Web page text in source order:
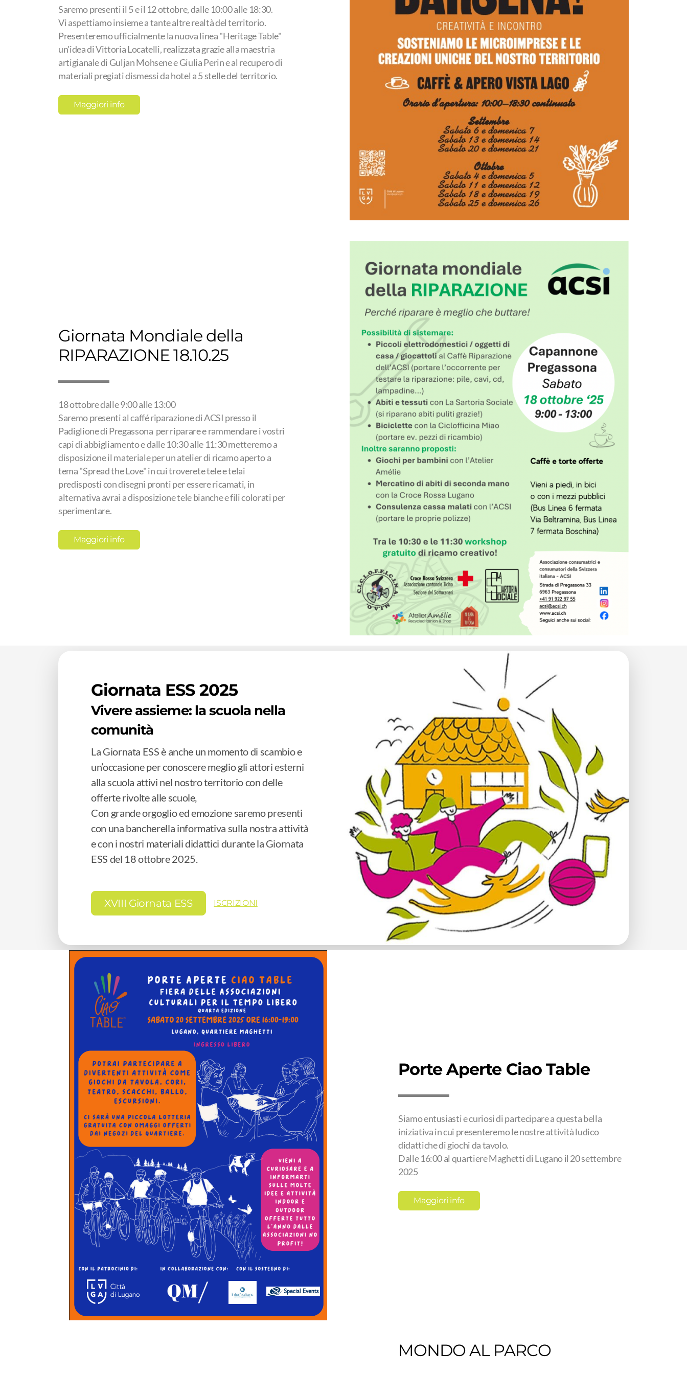
Saremo presenti il 5 e il 12 ottobre, dalle 10:00 alle 18:30.
Vi aspettiamoinsieme a tante altre realtà del territorio.
Presenteremo ufficialmentela nuova linea "Heritage Table"
un'idea di Vittoria Locatelli, realizzata grazie alla maestria
artigianale di Guljan Mohsene e Giulia Perin e al recupero di
materiali pregiati dismessi da hotel a 5 stelle del territorio.
Maggiori info
Giornata Mondiale della
RIPARAZIONE 18.10.25
18 ottobre dalle 9:00 alle 13:00
Saremo presenti al caffé riparazione di ACSI presso il
Padiglione di Pregassona per riparare e rammendare i vostri
capi di abbigliamento e dalle 10:30 alle 11:30 metteremo a
disposizione il materiale per un atelier di ricamo aperto a
tema "Spread the Love" in cui troverete tele e telai
predisposti con disegni pronti per essere ricamati, in
alternativa avrai a disposizione tele bianche e fili colorati per
sperimentare.
Maggiori info
Giornata ESS 2025
Vivere assieme: la scuola nella
comunità
La Giornata ESS è anche un momento di scambio e
un’occasione per conoscere meglio gli attori esterni
alla scuola attivi nel nostro territorio con delle
offerte rivolte alle scuole,
Con grande orgoglio ed emozione saremo presenti
con una bancherella informativa sulla nostra attività
e con i nostri materiali didattici durante la Giornata
ESS del 18 ottobre 2025.
XVIII Giornata ESS ISCRIZIONI
Porte Aperte Ciao Table
Siamo entusiasti e curiosi di partecipare a questa bella
iniziativa in cui presenteremo le nostre attività ludico
didattiche di giochi da tavolo.
Dalle 16:00 al quartiere Maghetti di Lugano il 20 settembre
2025
Maggiori info
MONDO AL PARCO